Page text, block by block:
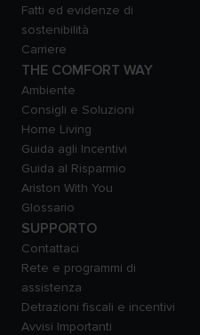
Fatti ed evidenze di
sostenibilità
Carriere
THE COMFORT WAY
Ambiente
Consigli e Soluzioni
Home Living
Guida agli Incentivi
Guida al Risparmio
Ariston With You
Glossario
SUPPORTO
Contattaci
Rete e programmi di
assistenza
Detrazioni fiscali e incentivi
Avvisi Importanti